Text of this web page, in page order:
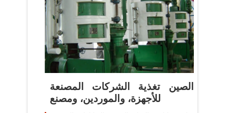
الصين تغذية الشركات المصنعة
للأجهزة، والموردين، ومصنع